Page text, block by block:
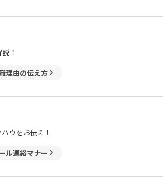
！
理由の伝え方
ウをお伝え！
ル連絡マナー